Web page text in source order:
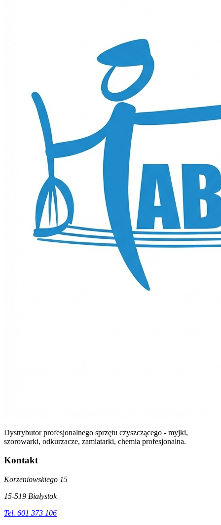
Dystrybutor profesjonalnego sprzętu czyszczącego - myjki,
szorowarki, odkurzacze, zamiatarki, chemia profesjonalna.
Kontakt
Korzeniowskiego 15
15-519 Białystok
Tel. 601 373 106